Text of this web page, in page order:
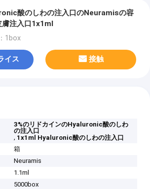
酸のしわの注入口のNeuramisの容
注入口1x1ml
1box
イス 接触
3%のリドカインのHyaluronic酸のしわ
の注入口
, 1x1ml Hyaluronic酸のしわの注入口
箱
Neuramis
1.1ml
5000box